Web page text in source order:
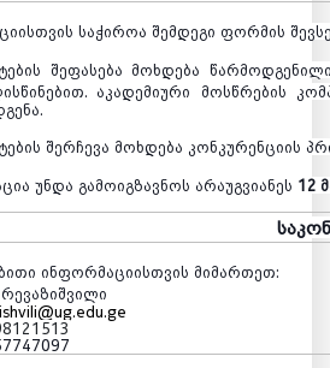
საჭიროა შემდეგი ფორმის
შეფასება მოხდება
. აკადემიური მოსწრების
შერჩევა მოხდება კონკურენციის
უნდა გამოიგზავნოს არაუგვიანეს 12
ინფორმაციისთვის მიმართეთ:
რევაზიშვილი